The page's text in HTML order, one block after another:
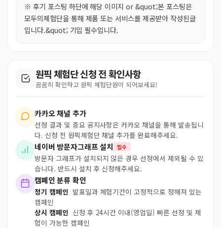
※ 후기 포스팅 하단에 해당 이미지 or &quot;본 포스팅은
모두의체험단을 통해 제품 또는 서비스를 제공받아 작성된글
입니다.&quot; 기입 필수입니다.
원픽 체험단 신청 전 확인사항
꼼꼼히 확인하고 원픽 체험단원이 되어보세요!
카카오 채널 추가
선정 결과 및 중요 공지사항은 카카오 채널을 통해 발송됩니
다. 신청 전 원픽체험단 채널 추가를 완료해주세요.
네이버 방문자그래프 설치 필수
방문자 그래프가 설치되지 않은 경우 선정에서 제외될 수 있
습니다. 반드시 설치 후 신청해주세요.
캠페인 분류 확인
정기 캠페인 발표일과 체험기간이 고정적으로 정해져 있는
캠페인
상시 캠페인 신청 후 24시간 이내(영업일) 빠른 선정 및 체
험이 가능한 캠페인